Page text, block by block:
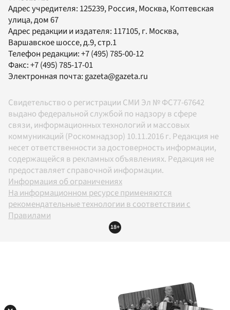
Адрес учредителя: 125239, Россия, Москва, Коптевская
улица, дом 67
Адрес редакции и издателя: 117105, г. Москва,
Варшавское шоссе, д.9, стр.1
Телефон редакции:+7 (495) 785-00-12
Факс:+7 (495) 785-17-01
Электронная почта:gazeta@gazeta.ru
Свидетельство о регистрации СМИ Эл № ФС77-67642
выдано федеральной службой по надзору в сфере
связи, информационных технологий и массовых
коммуникаций (Роскомнадзор) 10.11.2016 г. Редакция не
несет ответственности за достоверность информации,
содержащейся в рекламных объявлениях. Редакция не
предоставляет справочной информации.
Информация об ограничениях
На информационном ресурсе применяются
рекомендательные технологии в соответствии с
Правилами
18+